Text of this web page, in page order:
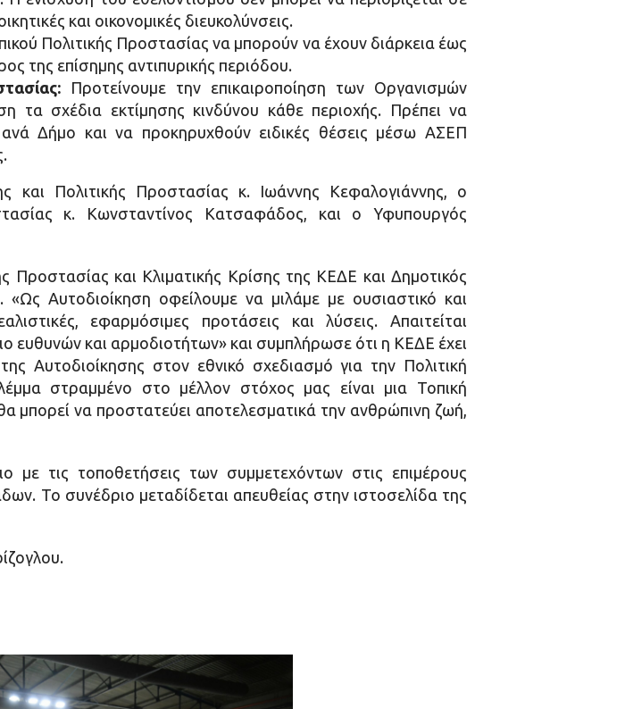
και οικονομικές διευκολύνσεις.
Πολιτικής Προστασίας να μπορούν να έχουν διάρκεια έως
της επίσημης αντιπυρικής περιόδου.
Προτείνουμε την επικαιροποίηση των Οργανισμών
σχέδια εκτίμησης κινδύνου κάθε περιοχής. Πρέπει να
ανά Δήμο και να προκηρυχθούν ειδικές θέσεις μέσω ΑΣΕΠ
και Πολιτικής Προστασίας κ. Ιωάννης Κεφαλογιάννης, ο
κ. Κωνσταντίνος Κατσαφάδος, και ο Υφυπουργός
και Κλιματικής Κρίσης της ΚΕΔΕ και Δημοτικός
Αυτοδιοίκηση οφείλουμε να μιλάμε με ουσιαστικό και
εφαρμόσιμες προτάσεις και λύσεις. Απαιτείται
ευθυνών και αρμοδιοτήτων» και συμπλήρωσε ότι η ΚΕΔΕ έχει
Αυτοδιοίκησης στον εθνικό σχεδιασμό για την Πολιτική
στραμμένο στο μέλλον στόχος μας είναι μια Τοπική
μπορεί να προστατεύει αποτελεσματικά την ανθρώπινη ζωή,
με τις τοποθετήσεις των συμμετεχόντων στις επιμέρους
Το συνέδριο μεταδίδεται απευθείας στην ιστοσελίδα της